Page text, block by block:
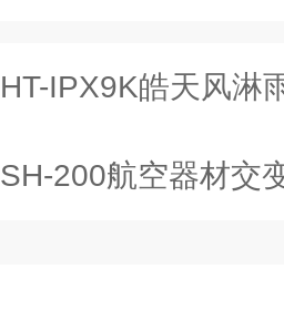
HT-IPX9K皓天风淋
SH-200航空器材交